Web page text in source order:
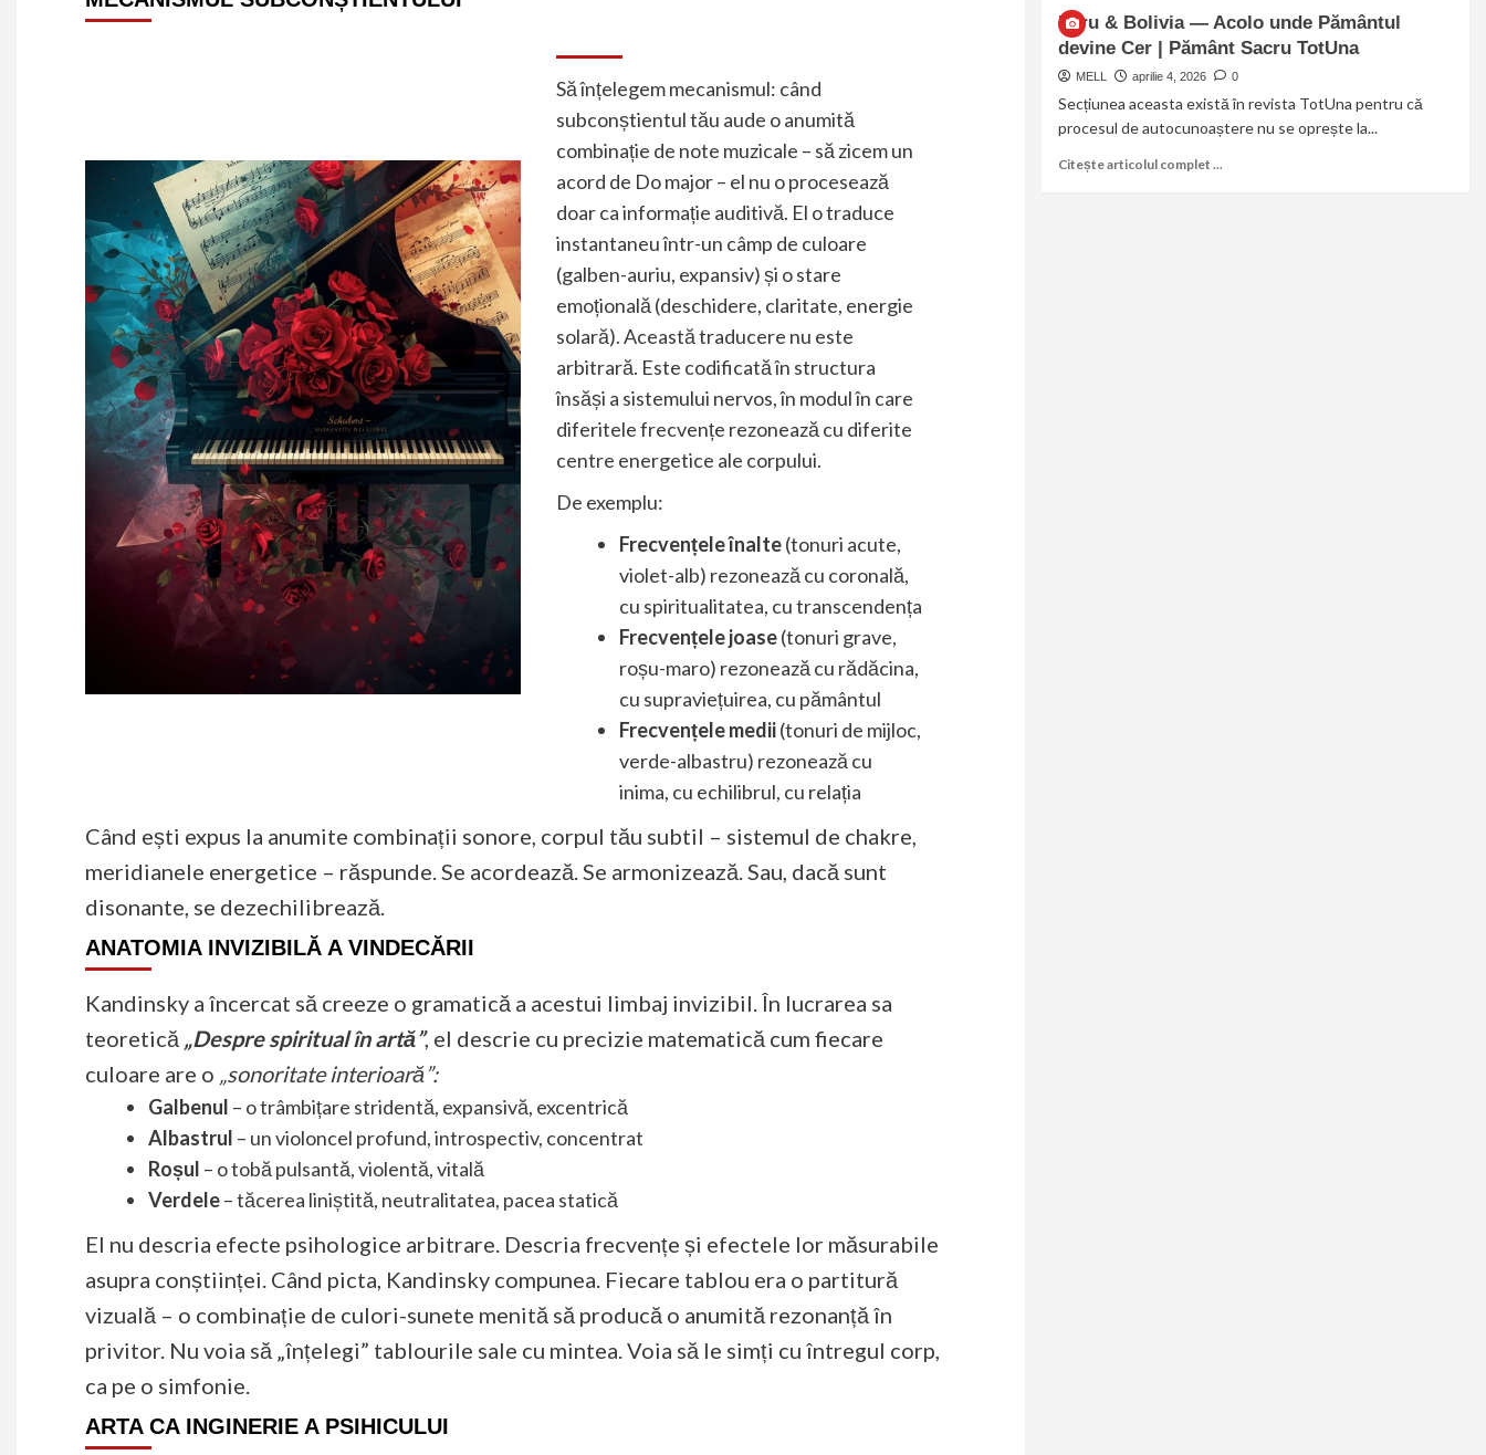
Să înțelegem mecanismul: când
subconștientul tău aude o anumită
combinație de note muzicale – să zicem un
acord de Do major – el nu o procesează
doar ca informație auditivă. El o traduce
instantaneu într-un câmp de culoare
(galben-auriu, expansiv) și o stare
emoțională (deschidere, claritate, energie
solară). Această traducere nu este
arbitrară. Este codificată în structura
însăși a sistemului nervos, în modul în care
diferitele frecvențe rezonează cu diferite
centre energetice ale corpului.
De exemplu:
Frecvențele înalte(tonuri acute,
violet-alb) rezonează cu coronală,
cu spiritualitatea, cu transcendența
Frecvențele joase(tonuri grave,
roșu-maro) rezonează cu rădăcina,
cu supraviețuirea, cu pământul
Frecvențele medii(tonuri de mijloc,
verde-albastru) rezonează cu
inima, cu echilibrul, cu relația
Când ești expus la anumite combinații sonore, corpul tău subtil – sistemul de chakre,
meridianele energetice – răspunde. Se acordează. Se armonizează. Sau, dacă sunt
disonante, se dezechilibrează.
ANATOMIA INVIZIBILĂ A VINDECĂRII
Kandinsky a încercat să creeze o gramatică a acestui limbaj invizibil. În lucrarea sa
teoretică „Despre spiritual în artă”, el descrie cu precizie matematică cum fiecare
culoare are o „sonoritate interioară”:
Galbenul – o trâmbițare stridentă, expansivă, excentrică
Albastrul – un violoncel profund, introspectiv, concentrat
Roșul – o tobă pulsantă, violentă, vitală
Verdele– tăcerea liniștită, neutralitatea, pacea statică
El nu descria efecte psihologice arbitrare. Descria frecvențe și efectele lor măsurabile
asupra conștiinței. Când picta, Kandinsky compunea. Fiecare tablou era o partitură
vizuală – o combinație de culori-sunete menită să producă o anumită rezonanță în
privitor. Nu voia să „înțelegi” tablourile sale cu mintea. Voia să le simți cu întregul corp,
ca pe o simfonie.
ARTA CA INGINERIE A PSIHICULUI
Peru & Bolivia — Acolo unde Pământul
devine Cer | Pământ Sacru TotUna
MELL aprilie 4, 2026 0
Secțiunea aceasta există în revista TotUna pentru că
procesul de autocunoaștere nu se oprește la...
Citește articolul complet ...